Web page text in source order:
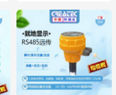
还原在线分析仪
pH计